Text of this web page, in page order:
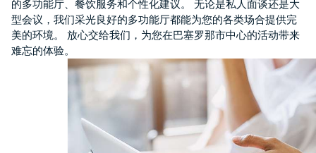
的多功能厅、餐饮服务和个性化建议。 无论是私人面谈还是大
型会议，我们采光良好的多功能厅都能为您的各类场合提供完
美的环境。 放心交给我们，为您在巴塞罗那市中心的活动带来
难忘的体验。